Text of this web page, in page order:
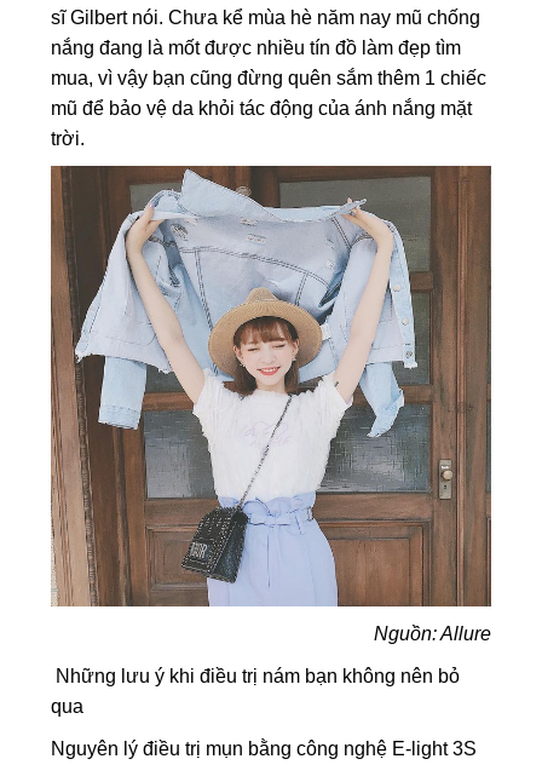
sĩ Gilbert nói. Chưa kể mùa hè năm nay mũ chống
nắng đang là mốt được nhiều tín đồ làm đẹp tìm
mua, vì vậy bạn cũng đừng quên sắm thêm 1 chiếc
mũ để bảo vệ da khỏi tác động của ánh nắng mặt
trời.
Nguồn: Allure
Những lưu ý khi điều trị nám bạn không nên bỏ
qua
Nguyên lý điều trị mụn bằng công nghệ E-light 3S